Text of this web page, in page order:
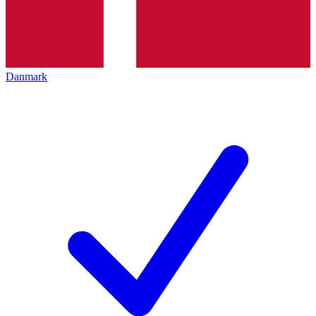
Danmark